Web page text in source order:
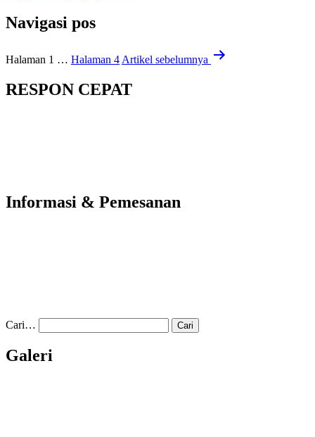
Navigasi pos
Halaman 1 … Halaman 4 Artikel sebelumnya
RESPON CEPAT
Informasi & Pemesanan
Cari…
Galeri